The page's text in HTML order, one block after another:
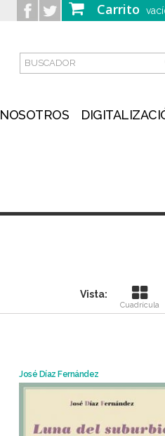
Carrito
NOSOTROS
Vista:
Cuadrícula
José Díaz Fernández